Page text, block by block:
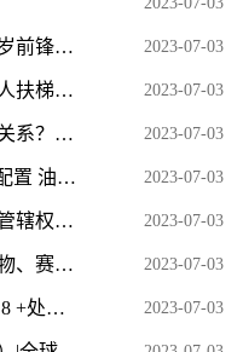
今夏首签！官方：国米免签25岁前锋马库斯-图拉姆|每日快讯 2023-07-03
突发！一女游客在机场遇到吃人扶梯，要面临终生残疾，细节曝出|快消息 2023-07-03
一到赔付就扯皮，赔多赔少看关系？种粮保险需要更“保险” 新资讯 2023-07-03
环球滚动:曝比亚迪宋DM部分配置 油耗仅1.4L/100km 2023-07-03
环球快看：美国非法扩张域外管辖权严重扰乱国际秩序 2023-07-03
新股提示：信音电子、昊帆生物、赛维时代、豪声电子今日申购 2023-07-03
红魔电竞平板搭载满血版骁龙 8 +处理器 2023-07-03